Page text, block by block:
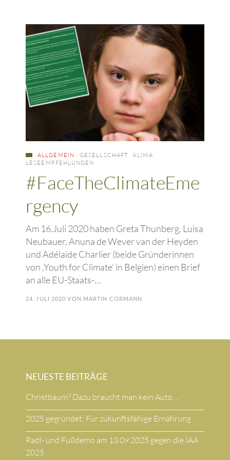
ALLGEMEIN GESELLSCHAFT
KLIMA
LESEEMPFEHLUNGEN
#FaceTheClimateEme
rgency
Am 16.Juli 2020 haben Greta Thunberg, Luisa
Neubauer, Anuna de Wever van der Heyden
und Adélaïde Charlier (beide Gründerinnen
von ‚Youth for Climate‘ in Belgien) einen Brief
an alle EU-Staats-…
24. JULI 2020 VON MARTIN CORMANN
NEUESTE BEITRÄGE
Christbaum? Dazu braucht man kein Auto …
2025 gegründet: Für zukunftsfähige Ernährung
Radl- und Fußdemo am 13.09.2025 gegen die IAA
2025